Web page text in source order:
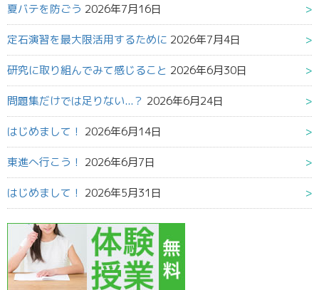
夏バテを防ごう 2026年7月16日
定石演習を最大限活用するために 2026年7月4日
研究に取り組んでみて感じること 2026年6月30日
問題集だけでは足りない...？ 2026年6月24日
はじめまして！ 2026年6月14日
東進へ行こう！ 2026年6月7日
はじめまして！ 2026年5月31日